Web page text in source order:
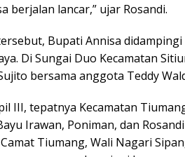
berjalan lancar,” ujar Rosandi.
Bupati Annisa
Di Sungai Duo Kecamatan
bersama anggota Teddy
III, tepatnya Kecamatan
Irawan, Poniman, dan
Tiumang, Wali Nagari